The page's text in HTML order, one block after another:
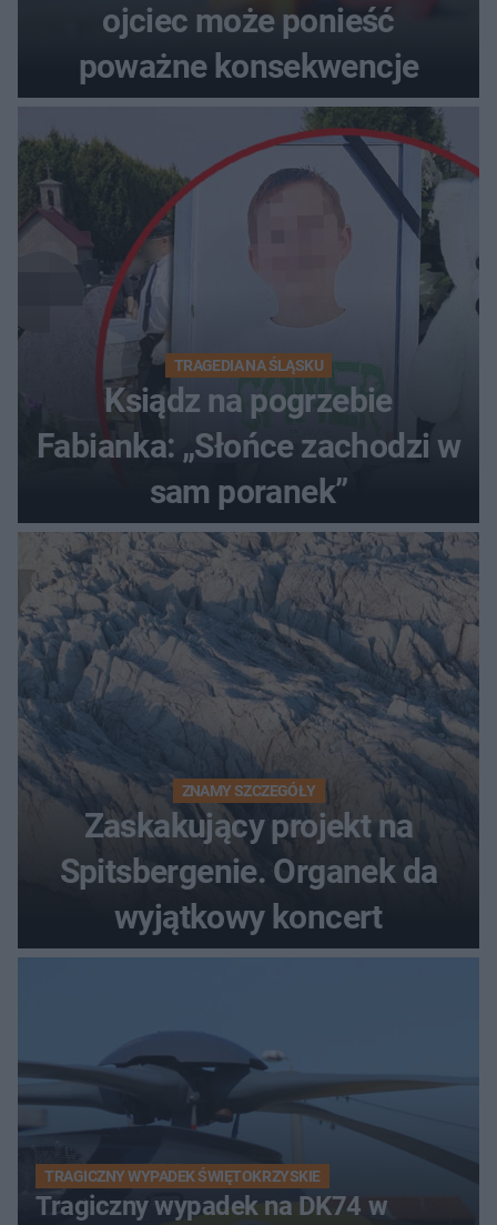
ojciec może ponieść
poważne konsekwencje
TRAGEDIA NA ŚLĄSKU
Ksiądz na pogrzebie
Fabianka: „Słońce zachodzi w
sam poranek”
ZNAMY SZCZEGÓŁY
Zaskakujący projekt na
Spitsbergenie. Organek da
wyjątkowy koncert
TRAGICZNY WYPADEK ŚWIĘTOKRZYSKIE
Tragiczny wypadek na DK74 w